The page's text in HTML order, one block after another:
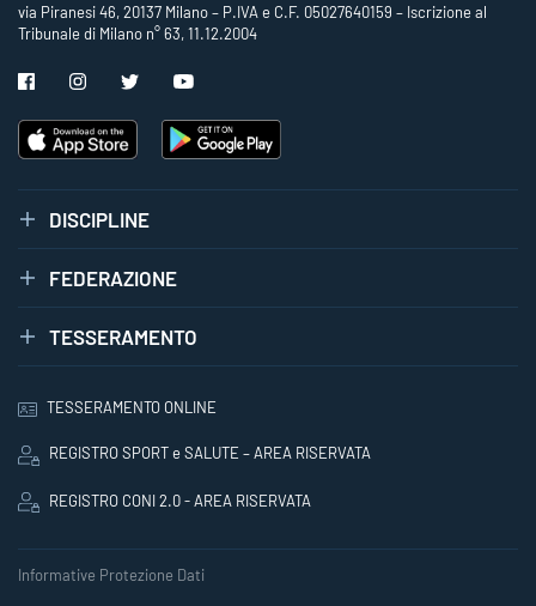
via Piranesi 46, 20137 Milano – P.IVA e C.F. 05027640159 – Iscrizione al
Tribunale di Milano n° 63, 11.12.2004
DISCIPLINE
FEDERAZIONE
TESSERAMENTO
TESSERAMENTO ONLINE
REGISTRO SPORT e SALUTE – AREA RISERVATA
REGISTRO CONI 2.0 - AREA RISERVATA
Informative Protezione Dati